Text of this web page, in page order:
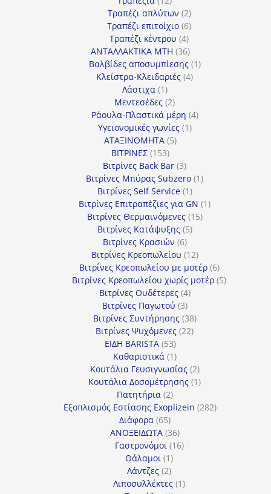
προϊόντα
Τραπέζι απλύτων 22
προϊόντα
Τραπέζι επιτοίχιο 66
προϊόντα
Τραπέζι κέντρου 44
προϊόντα
ΑΝΤΑΛΛΑΚΤΙΚΑ MTH 3636
προϊόντα
Βαλβίδες αποσυμπίεσης 11
Κλείστρα-Κλειδαριές 44
Λάστιχα 11
προϊόν
Μεντεσέδες 22
προϊόντα
Ράουλα-Πλαστικά μέρη 44
Υγειονομικές γωνίες 11
ΑΤΑΞΙΝΟΜΗΤΑ 55
ΒΙΤΡΙΝΕΣ 153153
προϊόντα
Βιτρίνες Back Bar 33
προϊόντα
Βιτρίνες Mπύρας Subzero 11
Βιτρίνες Self Service 11
προϊόν
Βιτρίνες Επιτραπέζιες για GN 11
Βιτρίνες Θερμαινόμενες 1515
Βιτρίνες Κατάψυξης 55
Βιτρίνες Κρασιών 66
προϊόντα
Βιτρίνες Κρεοπωλείου 1212
προϊόντα
Βιτρίνες Κρεοπωλείου με μοτέρ 66
προϊόντα
Βιτρίνες Κρεοπωλείου χωρίς μοτέρ 55
Βιτρίνες Ουδέτερες 44
προϊόντα
Βιτρίνες Παγωτού 33
προϊόντα
Βιτρίνες Συντήρησης 3838
προϊόντα
Βιτρίνες Ψυχόμενες 2222
ΕΙΔΗ BARISTA 5353
προϊόντα
Καθαριστικά 11
προϊόν
Κουτάλια Γευσιγνωσίας 22
προϊόντα
Κουτάλια Δοσομέτρησης 11
Πατητήρια 22
προϊόντα
Εξοπλισμός Εστίασης Exoplizein 282282
Διάφορα 6565
προϊόντα
ΑΝΟΞΕΙΔΩΤΑ 3636
προϊόντα
Γαστρονόμοι 1616
Θάλαμοι 11
προϊόν
Λάντζες 22
προϊόντα
Λιποσυλλέκτες 11